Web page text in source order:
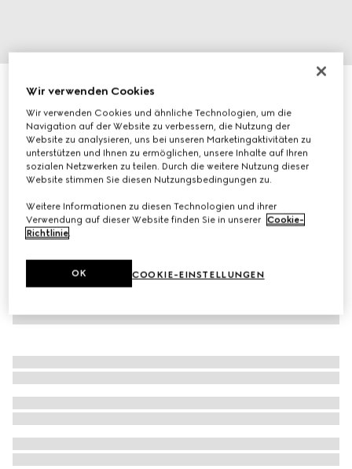
Kindersocken aus Baumwolle mit Web
€ 95
Variantendunkelgrau
Wir verwenden Cookies
Wir verwenden Cookies und ähnliche Technologien, um die
Navigation auf der Website zu verbessern, die Nutzung der
Website zu analysieren, uns bei unseren Marketingaktivitäten zu
unterstützen und Ihnen zu ermöglichen, unsere Inhalte auf Ihren
sozialen Netzwerken zu teilen. Durch die weitere Nutzung dieser
Website stimmen Sie diesen Nutzungsbedingungen zu.
Weitere Informationen zu diesen Technologien und ihrer
Verwendung auf dieser Website finden Sie in unserer Cookie-
Richtlinie.
COOKIE-EINSTELLUNGEN
OK